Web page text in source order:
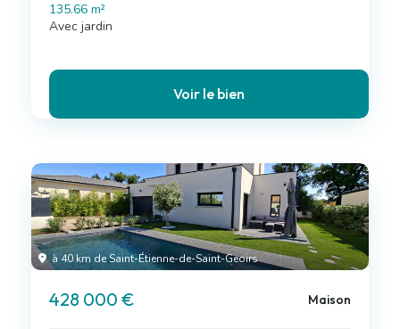
135.66 m²
Avec jardin
Voir le bien
à 40 km de Saint-Étienne-de-Saint-Geoirs
428 000 € Maison